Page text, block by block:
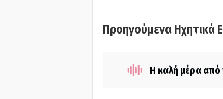
Προηγούμενα Ηχητικά
Η καλή μέρα